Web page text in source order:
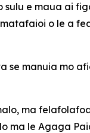
sulu e maua ai
o le a
se manuia mo
ma
ma le Agaga